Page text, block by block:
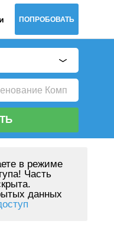
ПОПРОБОВАТЬ
в режиме
Часть
данных